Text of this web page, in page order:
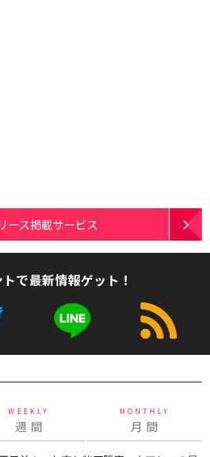
ース掲載サービス
で最新情報ゲット！
WEEKLY
週 間
MONTHLY
月 間